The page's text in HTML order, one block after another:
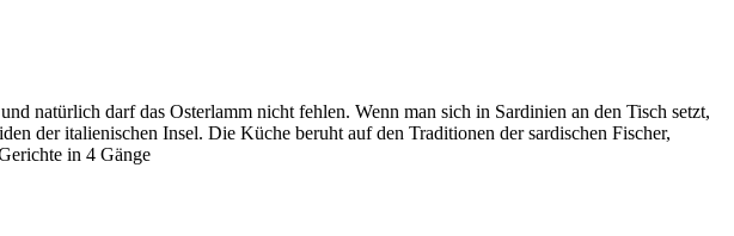
natürlich darf das Osterlamm nicht fehlen. Wenn man sich in Sardinien an den Tisch setzt,
der italienischen Insel. Die Küche beruht auf den Traditionen der sardischen Fischer,
in 4 Gänge